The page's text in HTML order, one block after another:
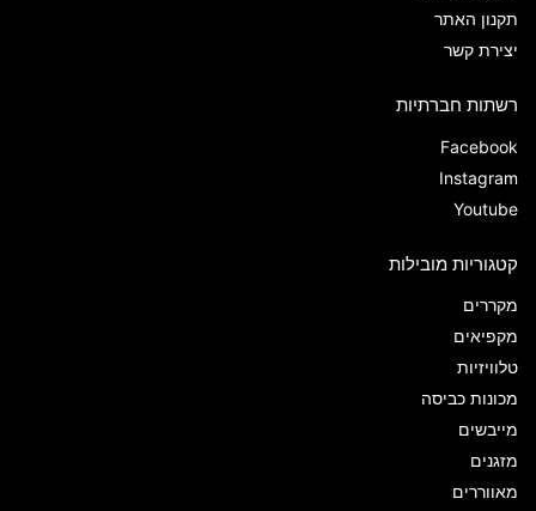
תקנון האתר
יצירת קשר
רשתות חברתיות
Facebook
Instagram
Youtube
קטגוריות מובילות
מקררים
מקפיאים
טלוויזיות
מכונות כביסה
מייבשים
מזגנים
מאווררים